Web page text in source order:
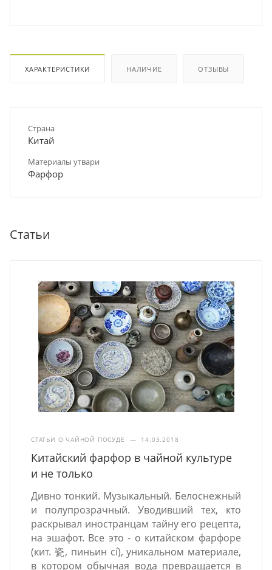
ХАРАКТЕРИСТИКИ НАЛИЧИЕ ОТЗЫВЫ
Страна
Китай
Материалы утвари
Фарфор
Статьи
СТАТЬИ О ЧАЙНОЙ ПОСУДЕ — 14.03.2018
Китайский фарфор в чайной культуре
и не только
Дивно тонкий. Музыкальный. Белоснежный
и полупрозрачный. Уводивший тех, кто
раскрывал иностранцам тайну его рецепта,
на эшафот. Все это - о китайском фарфоре
(кит. 瓷, пиньин cí), уникальном материале,
в котором обычная вода превращается в